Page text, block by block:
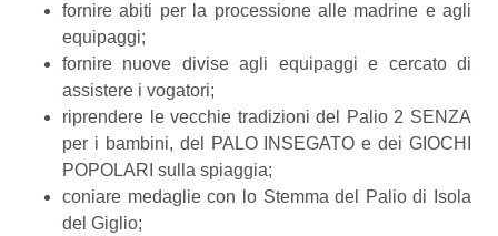
fornire abiti per la processione alle madrine e agli
equipaggi;
fornire nuove divise agli equipaggi e cercato di
assistere i vogatori;
riprendere le vecchie tradizioni del Palio 2 SENZA
per i bambini, del PALO INSEGATO e dei GIOCHI
POPOLARI sulla spiaggia;
coniare medaglie con lo Stemma del Palio di Isola
del Giglio;